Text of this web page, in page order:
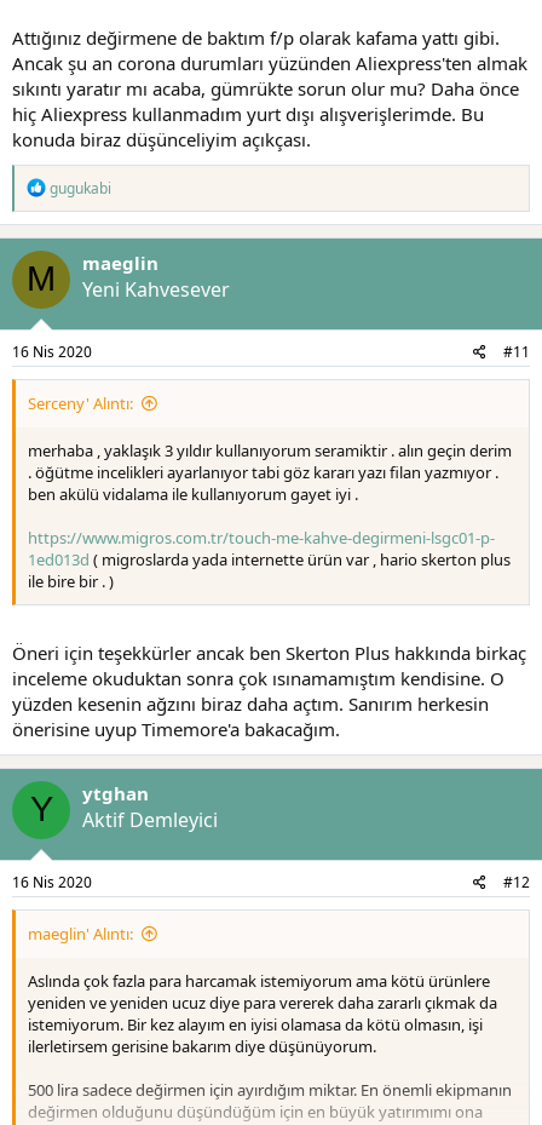
Attığınız değirmene de baktım f/p olarak kafama yattı gibi.
Ancak şu an corona durumları yüzünden Aliexpress'ten almak
sıkıntı yaratır mı acaba, gümrükte sorun olur mu? Daha önce
hiç Aliexpress kullanmadım yurt dışı alışverişlerimde. Bu
konuda biraz düşünceliyim açıkçası.
T
p
k
i
e
r
gugukabi
M maeglin
Yeni Kahvesever
16 Nis 2020 #11
Serceny' Alıntı:
merhaba , yaklaşık 3 yıldır kullanıyorum seramiktir . alın geçin derim
. öğütme incelikleri ayarlanıyor tabi göz kararı yazı filan yazmıyor .
ben akülü vidalama ile kullanıyorum gayet iyi .
https://www.migros.com.tr/touch-me-kahve-degirmeni-lsgc01-p-
1ed013d ( migroslarda yada internette ürün var , hario skerton plus
ile bire bir . )
Öneri için teşekkürler ancak ben Skerton Plus hakkında birkaç
inceleme okuduktan sonra çok ısınamamıştım kendisine. O
yüzden kesenin ağzını biraz daha açtım. Sanırım herkesin
önerisine uyup Timemore'a bakacağım.
Y ytghan
Aktif Demleyici
16 Nis 2020 #12
maeglin' Alıntı:
Aslında çok fazla para harcamak istemiyorum ama kötü ürünlere
yeniden ve yeniden ucuz diye para vererek daha zararlı çıkmak da
istemiyorum. Bir kez alayım en iyisi olamasa da kötü olmasın, işi
ilerletirsem gerisine bakarım diye düşünüyorum.
500 lira sadece değirmen için ayırdığım miktar. En önemli ekipmanın
değirmen olduğunu düşündüğüm için en büyük yatırımımı ona